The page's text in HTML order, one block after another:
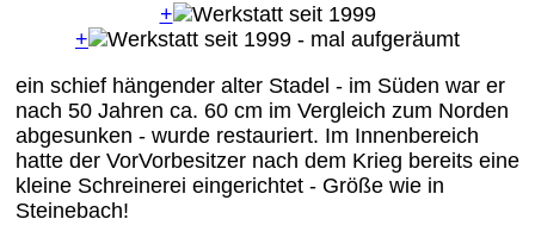
+
+
ein schief hängender alter Stadel - im Süden war er
nach 50 Jahren ca. 60 cm im Vergleich zum Norden
abgesunken - wurde restauriert. Im Innenbereich
hatte der VorVorbesitzer nach dem Krieg bereits eine
kleine Schreinerei eingerichtet - Größe wie in
Steinebach!